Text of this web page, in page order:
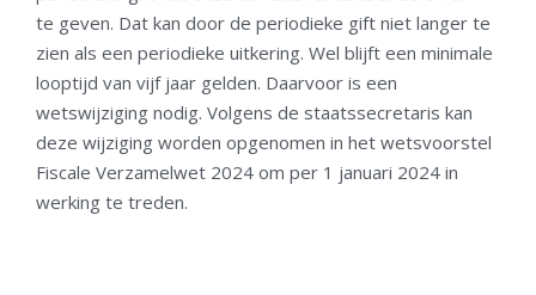
te geven. Dat kan door de periodieke gift niet langer te
zien als een periodieke uitkering. Wel blijft een minimale
looptijd van vijf jaar gelden. Daarvoor is een
wetswijziging nodig. Volgens de staatssecretaris kan
deze wijziging worden opgenomen in het wetsvoorstel
Fiscale Verzamelwet 2024 om per 1 januari 2024 in
werking te treden.